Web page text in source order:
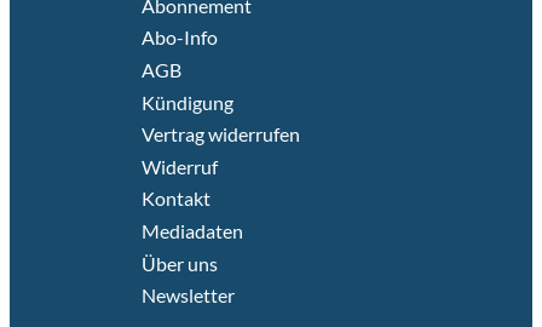
Abonnement
Abo-Info
AGB
Kündigung
Vertrag widerrufen
Widerruf
Kontakt
Mediadaten
Über uns
Newsletter